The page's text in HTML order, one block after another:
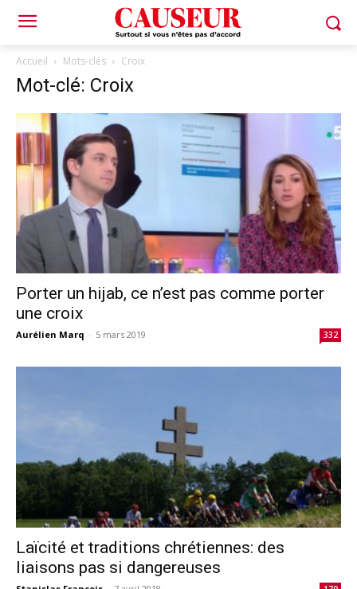
Accueil Mots-clés Croix
Mot-clé: Croix
Porter un hijab, ce n’est pas comme porter
une croix
Aurélien Marq - 5 mars 2019 332
Laïcité et traditions chrétiennes: des
liaisons pas si dangereuses